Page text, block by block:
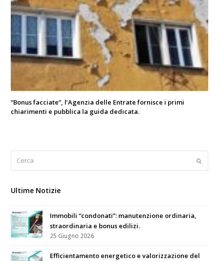
“Bonus facciate”, l’Agenzia delle Entrate fornisce i primi
chiarimenti e pubblica la guida dedicata.
Ultime Notizie
Immobili “condonati”: manutenzione ordinaria,
straordinaria e bonus edilizi.
25 Giugno 2026
Efficientamento energetico e valorizzazione del